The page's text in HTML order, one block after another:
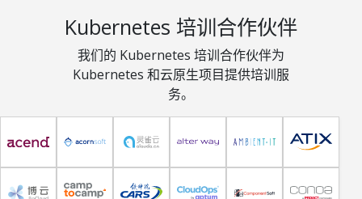
Kubernetes 培训合作伙伴
我们的 Kubernetes 培训合作伙伴为
Kubernetes 和云原生项目提供培训服
务。